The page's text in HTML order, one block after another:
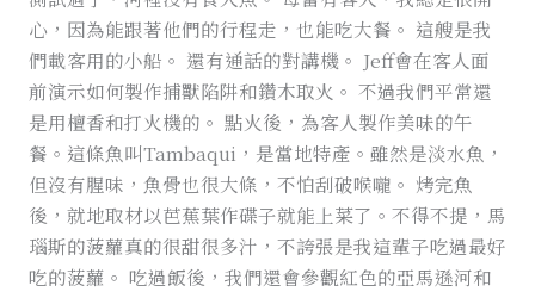
心，因為能跟著他們的行程走，也能吃大餐。 這艘是我
們載客用的小船。 還有通話的對講機。 Jeff會在客人面
前演示如何製作捕獸陷阱和鑽木取火。 不過我們平常還
是用檀香和打火機的。 點火後，為客人製作美味的午
餐。這條魚叫Tambaqui，是當地特產。雖然是淡水魚，
但沒有腥味，魚骨也很大條，不怕刮破喉嚨。 烤完魚
後，就地取材以芭蕉葉作碟子就能上菜了。不得不提，馬
瑙斯的菠蘿真的很甜很多汁，不誇張是我這輩子吃過最好
吃的菠蘿。 吃過飯後，我們還會參觀紅色的亞馬遜河和